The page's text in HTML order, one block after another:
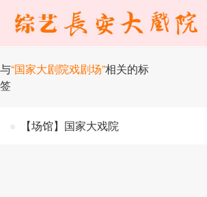
与“国家大剧院戏剧场”相关的标
签
【场馆】国家大戏院